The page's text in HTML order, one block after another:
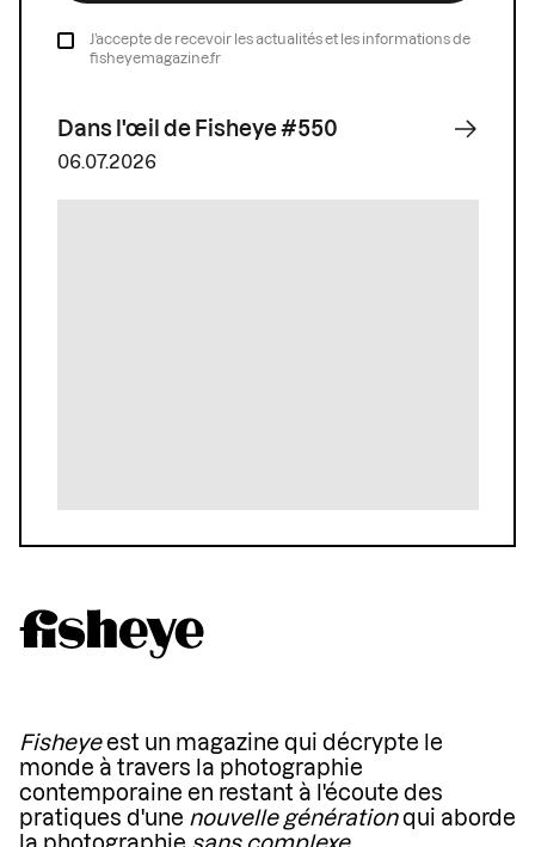
J’accepte de recevoir les actualités et les informations de
fisheyemagazine.fr
Dans l'œil de Fisheye #550
06.07.2026
Fisheyeest un magazine qui décrypte le
monde à travers la photographie
contemporaine en restant à l'écoute des
pratiques d'une nouvelle générationqui aborde